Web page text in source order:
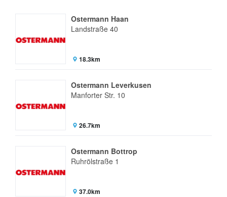
Ostermann Haan
Landstraße 40
18.3km
Ostermann Leverkusen
Manforter Str. 10
26.7km
Ostermann Bottrop
Ruhrölstraße 1
37.0km